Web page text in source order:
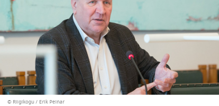
© Riigikogu / Erik Peinar